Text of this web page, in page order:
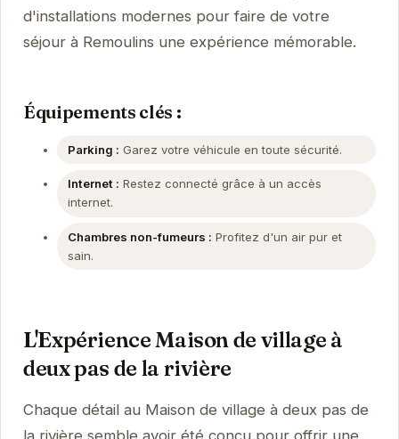
d'installations modernes pour faire de votre
séjour à Remoulins une expérience mémorable.
Équipements clés :
Parking : Garez votre véhicule en toute sécurité.
Internet : Restez connecté grâce à un accès
internet.
Chambres non-fumeurs : Profitez d'un air pur et
sain.
L'Expérience Maison de village à
deux pas de la rivière
Chaque détail au Maison de village à deux pas de
la rivière semble avoir été conçu pour offrir une